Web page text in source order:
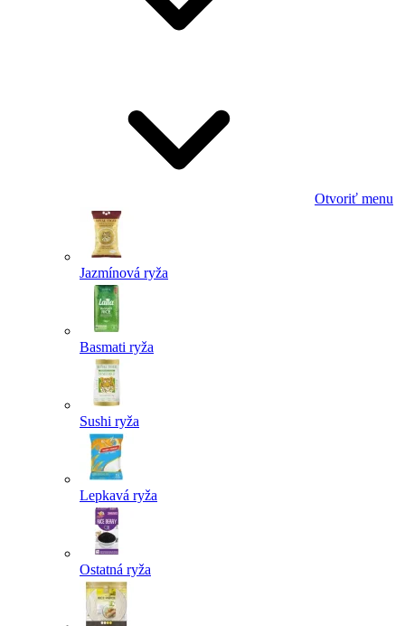
Otvoriť menu
Jazmínová ryža
Basmati ryža
Sushi ryža
Lepkavá ryža
Ostatná ryža